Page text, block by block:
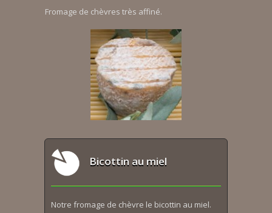
Fromage de chèvres très affiné.
Bicottin au miel
Notre fromage de chèvre le bicottin au miel.